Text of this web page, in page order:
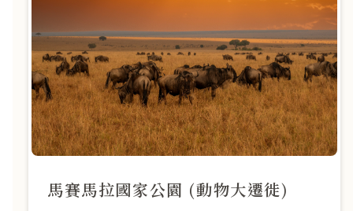
馬賽馬拉國家公園 (動物大遷徙)